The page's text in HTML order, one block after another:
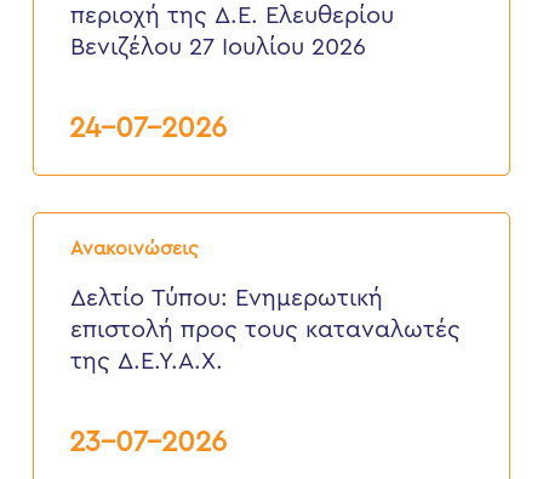
περιοχή
2026
περιοχή της Δ.Ε. Ελευθερίου
Βενιζέλου 27 Ιουλίου 2026
24-07-2026
Ανακοινώσεις
Δελτίο
Τύπου:
επιστολή
προς
τους
καταναλωτές
Δελτίο Τύπου: Eνημερωτική
επιστολή προς τους καταναλωτές
της Δ.Ε.Υ.Α.Χ.
23-07-2026